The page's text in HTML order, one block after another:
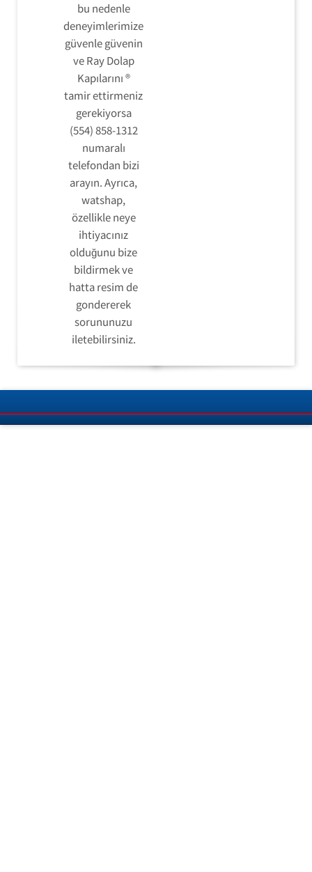
bu nedenle
deneyimlerimize
güvenle güvenin
ve Ray Dolap
Kapılarını ®
tamir ettirmeniz
gerekiyorsa
(554) 858-1312
numaralı
telefondan bizi
arayın. Ayrıca,
watshap,
özellikle neye
ihtiyacınız
olduğunu bize
bildirmek ve
hatta resim de
gondererek
sorununuzu
iletebilirsiniz.